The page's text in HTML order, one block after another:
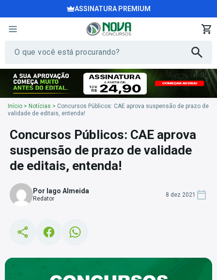
ASSINATURA PREMIUM
Início > Notícias > Concursos Públicos: CAE aprova suspensão de prazo de
validade de editais, entenda!
Concursos Públicos: CAE aprova
suspensão de prazo de validade
de editais, entenda!
Por Iago Almeida
Redator
8 dez 2021